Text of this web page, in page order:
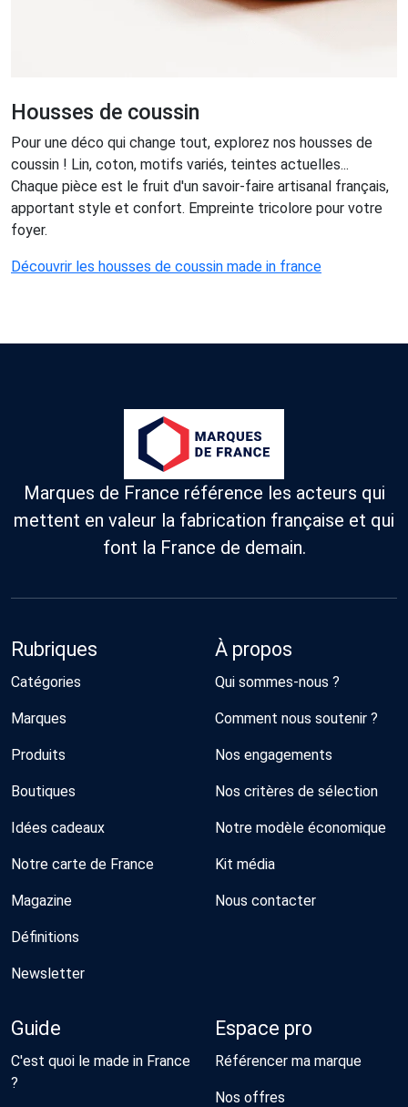
Housses de coussin
Pour une déco qui change tout, explorez nos housses de
coussin ! Lin, coton, motifs variés, teintes actuelles...
Chaque pièce est le fruit d'un savoir-faire artisanal français,
apportant style et confort. Empreinte tricolore pour votre
foyer.
Découvrir les housses de coussin made in france
Marques de France référence les acteurs qui
mettent en valeur la fabrication française et qui
font la France de demain.
Rubriques
Catégories
Marques
Produits
Boutiques
Idées cadeaux
Notre carte de France
Magazine
Définitions
Newsletter
À propos
Qui sommes-nous ?
Comment nous soutenir ?
Nos engagements
Nos critères de sélection
Notre modèle économique
Kit média
Nous contacter
Guide
C'est quoi le made in France
?
Espace pro
Référencer ma marque
Nos offres